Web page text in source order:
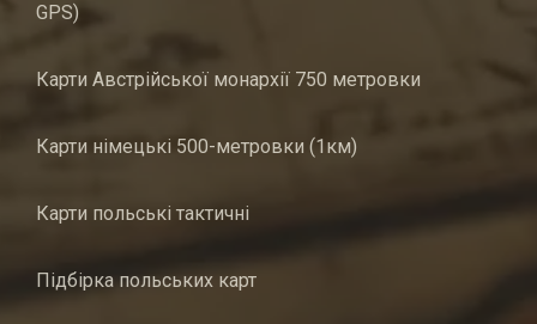
GPS)
Карти Австрійської монархії 750 метровки
Карти німецькі 500-метровки (1км)
Карти польські тактичні
Підбірка польських карт